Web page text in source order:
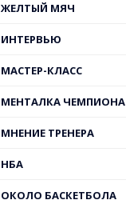
ЖЕЛТЫЙ МЯЧ
ИНТЕРВЬЮ
МАСТЕР-КЛАСС
МЕНТАЛКА ЧЕМПИОНА
МНЕНИЕ ТРЕНЕРА
НБА
ОКОЛО БАСКЕТБОЛА